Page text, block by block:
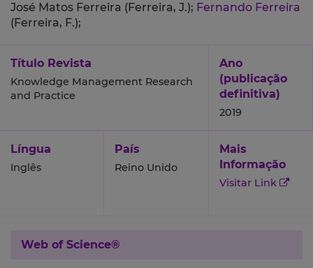
José Matos Ferreira (Ferreira, J.); Fernando Ferreira
(Ferreira, F.);
Título Revista
Knowledge Management Research
and Practice
Ano
(publicação
definitiva)
2019
Língua
Inglês
País
Reino Unido
Mais
Informação
Visitar Link
Web of Science®